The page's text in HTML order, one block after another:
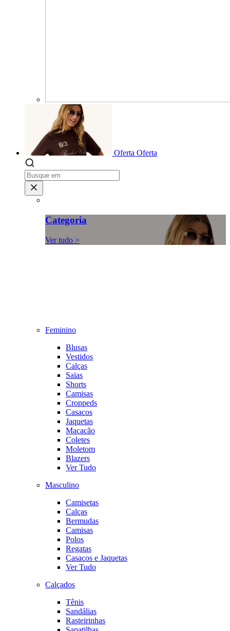
Oferta Oferta
Categoria
Ver tudo >
Feminino
Blusas
Vestidos
Calças
Saias
Shorts
Camisas
Croppeds
Casacos
Jaquetas
Macacão
Coletes
Moletom
Blazers
Ver Tudo
Masculino
Camisetas
Calças
Bermudas
Camisas
Polos
Regatas
Casacos e Jaquetas
Ver Tudo
Calçados
Tênis
Sandálias
Rasteirinhas